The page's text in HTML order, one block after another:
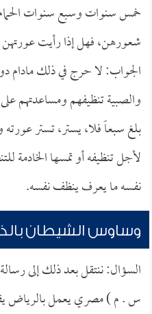
خمس سنوات وسبع سنوات
شعورهن، فهل إذا رأيت
الجواب: لا حرج في ذلك مادام
والصبية تنظيفهم ومساعدتهم
بلغ سبعاً فلا، يستر، تستر
لأجل تنظيفه أو تمسها الخادمة
نفسه ما يعرف ينظف نفسه.
وساوس الشيطان
السؤال: ننتقل بعد ذلك إلى
س . م ) مصري يعمل بالرياض